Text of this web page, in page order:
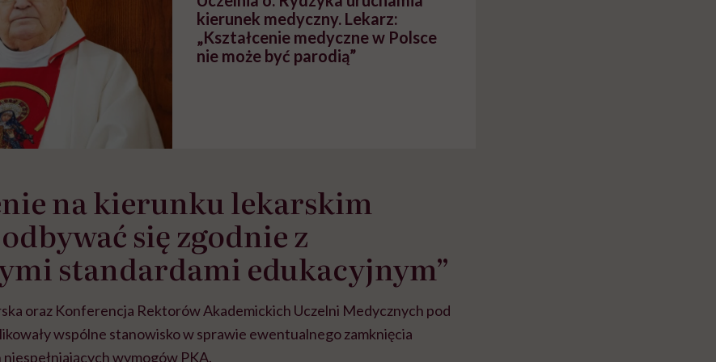
kierunek medyczny. Lekarz:
„Kształcenie medyczne w Polsce
nie może być parodią”
na kierunku lekarskim
się zgodnie z
standardami edukacyjnym”
oraz Konferencja Rektorów Akademickich Uczelni Medycznych pod
wspólne stanowisko w sprawie ewentualnego zamknięcia
wymogów PKA.